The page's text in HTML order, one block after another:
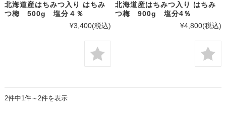
北海道産はちみつ入り はちみ
つ梅 500g 塩分４％
¥3,400(税込)
北海道産はちみつ入り はちみ
つ梅 900g 塩分4％
¥4,800(税込)
2件中1件～2件を表示